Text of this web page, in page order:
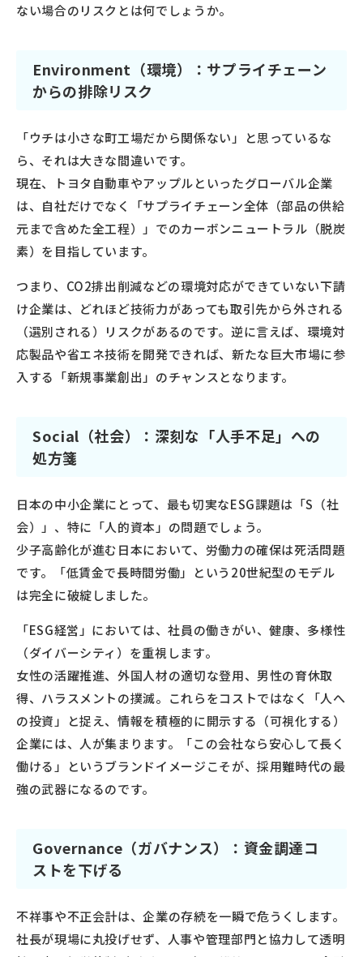
ない場合のリスクとは何でしょうか。
Environment（環境）：サプライチェーン
からの排除リスク
「ウチは小さな町工場だから関係ない」と思っているな
ら、それは大きな間違いです。
現在、トヨタ自動車やアップルといったグローバル企業
は、自社だけでなく「サプライチェーン全体（部品の供給
元まで含めた全工程）」でのカーボンニュートラル（脱炭
素）を目指しています。
つまり、CO2排出削減などの環境対応ができていない下請
け企業は、どれほど技術力があっても取引先から外される
（選別される）リスクがあるのです。逆に言えば、環境対
応製品や省エネ技術を開発できれば、新たな巨大市場に参
入する「新規事業創出」のチャンスとなります。
Social（社会）：深刻な「人手不足」への
処方箋
日本の中小企業にとって、最も切実なESG課題は「S（社
会）」、特に「人的資本」の問題でしょう。
少子高齢化が進む日本において、労働力の確保は死活問題
です。「低賃金で長時間労働」という20世紀型のモデル
は完全に破綻しました。
「ESG経営」においては、社員の働きがい、健康、多様性
（ダイバーシティ）を重視します。
女性の活躍推進、外国人材の適切な登用、男性の育休取
得、ハラスメントの撲滅。これらをコストではなく「人へ
の投資」と捉え、情報を積極的に開示する（可視化する）
企業には、人が集まります。「この会社なら安心して長く
働ける」というブランドイメージこそが、採用難時代の最
強の武器になるのです。
Governance（ガバナンス）：資金調達コ
ストを下げる
不祥事や不正会計は、企業の存続を一瞬で危うくします。
社長が現場に丸投げせず、人事や管理部門と協力して透明